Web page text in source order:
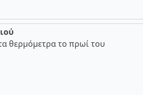
θερμόμετρα το πρωί του